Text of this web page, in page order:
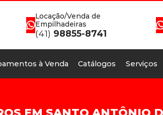
Locação/Venda de
Empilhadeiras
(41) 98855-8741
à Venda Catálogos Serviços